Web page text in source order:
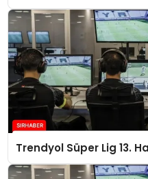
Trendyol Süper Lig 13.